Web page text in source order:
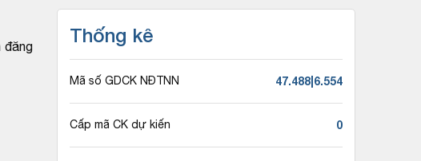
đăng
Thống kê
Mã số GDCK NĐTNN 47.488|6.554
Cấp mã CK dự kiến 0